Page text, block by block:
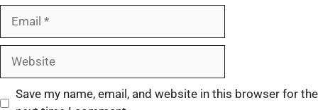
Save my name, email, and website in this browser for the